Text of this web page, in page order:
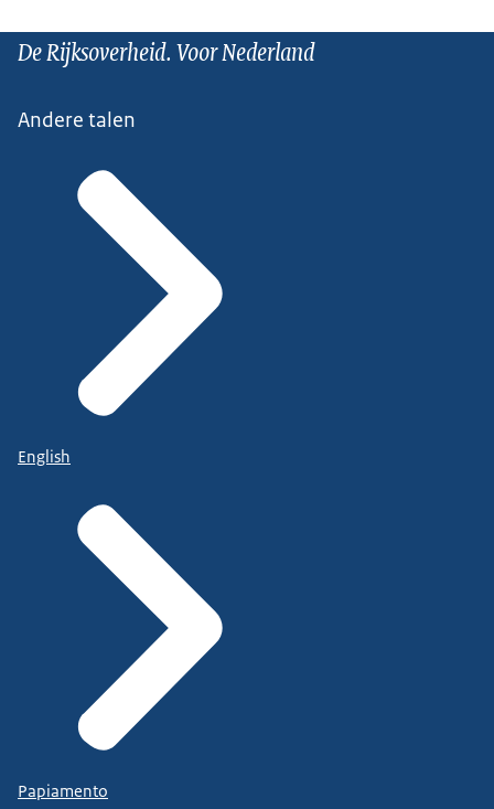
De Rijksoverheid. Voor Nederland
Andere talen
English
Papiamento